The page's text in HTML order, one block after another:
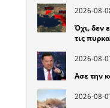
2026-08-
Όχι, δεν
τις
2026-08-
Ασε την
2026-08-